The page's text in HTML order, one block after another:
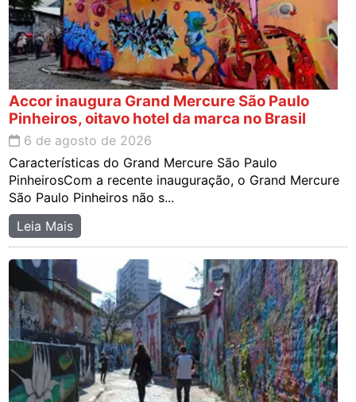
Accor inaugura Grand Mercure São Paulo
Pinheiros, oitavo hotel da marca no Brasil
6 de agosto de 2026
Características do Grand Mercure São Paulo
PinheirosCom a recente inauguração, o Grand Mercure
São Paulo Pinheiros não s...
Leia Mais